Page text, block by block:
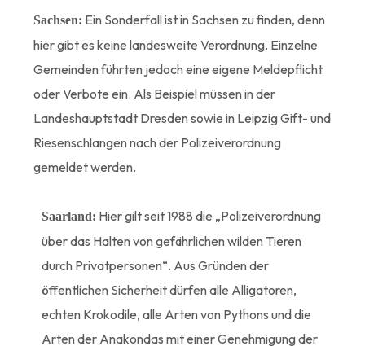
Sachsen: Ein Sonderfall ist in Sachsen zu finden, denn
hier gibt es keine landesweite Verordnung. Einzelne
Gemeinden führten jedoch eine eigene Meldepflicht
oder Verbote ein. Als Beispiel müssen in der
Landeshauptstadt Dresden sowie in Leipzig Gift- und
Riesenschlangen nach der Polizeiverordnung
gemeldet werden.
Saarland: Hier gilt seit 1988 die „Polizeiverordnung
über das Halten von gefährlichen wilden Tieren
durch Privatpersonen“. Aus Gründen der
öffentlichen Sicherheit dürfen alle Alligatoren,
echten Krokodile, alle Arten von Pythons und die
Arten der Anakondas mit einer Genehmigung der